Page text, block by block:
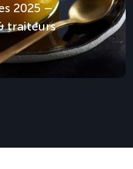
2025 –
traiteurs